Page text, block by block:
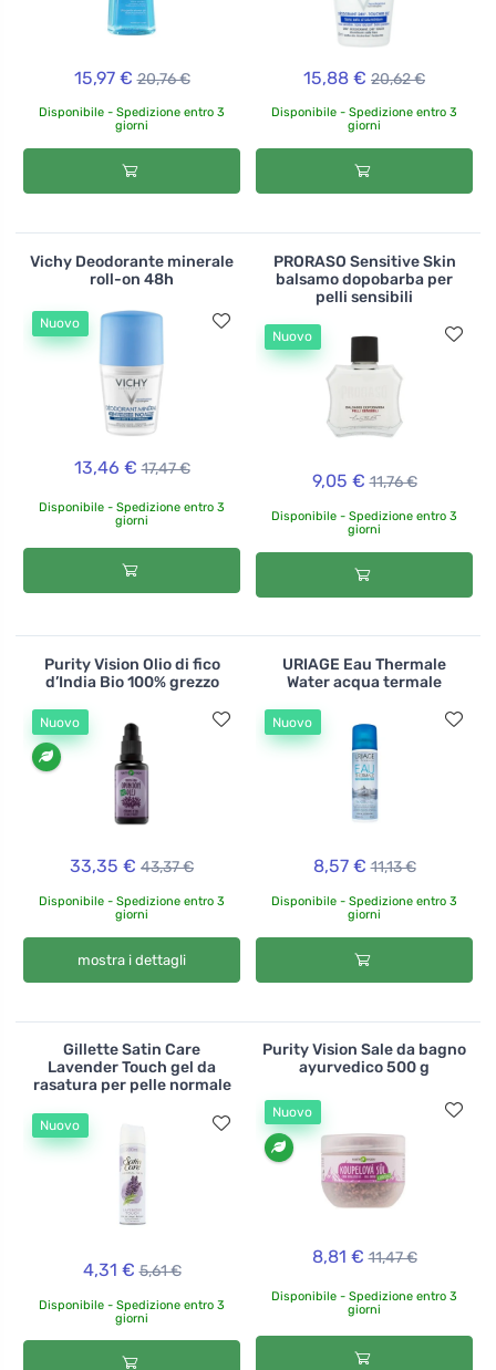
15,97 € 20,76 €
Disponibile - Spedizione entro 3
giorni
15,88 € 20,62 €
Disponibile - Spedizione entro 3
giorni
Vichy Deodorante minerale
roll-on 48h
Nuovo
13,46 € 17,47 €
Disponibile - Spedizione entro 3
giorni
PRORASO Sensitive Skin
balsamo dopobarba per
pelli sensibili
Nuovo
9,05 € 11,76 €
Disponibile - Spedizione entro 3
giorni
Purity Vision Olio di fico
d’India Bio 100% grezzo
Nuovo
33,35 € 43,37 €
Disponibile - Spedizione entro 3
giorni
mostra i dettagli
URIAGE Eau Thermale
Water acqua termale
Nuovo
8,57 € 11,13 €
Disponibile - Spedizione entro 3
giorni
Gillette Satin Care
Lavender Touch gel da
rasatura per pelle normale
Nuovo
4,31 € 5,61 €
Disponibile - Spedizione entro 3
giorni
Purity Vision Sale da bagno
ayurvedico 500 g
Nuovo
8,81 € 11,47 €
Disponibile - Spedizione entro 3
giorni